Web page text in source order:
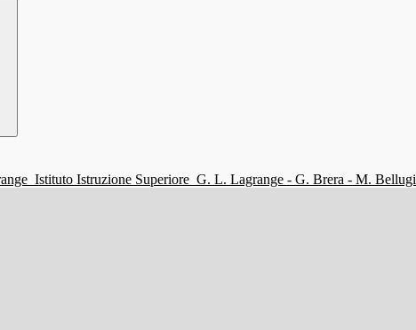
Istituto Istruzione Superiore G. L. Lagrange - G. Brera - M. Bellugi